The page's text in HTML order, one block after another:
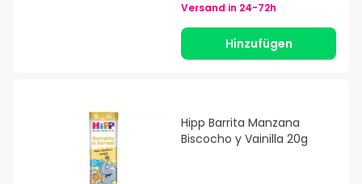
Versand in 24-72h
Hinzufügen
Hipp Barrita Manzana
Biscocho y Vainilla 20g